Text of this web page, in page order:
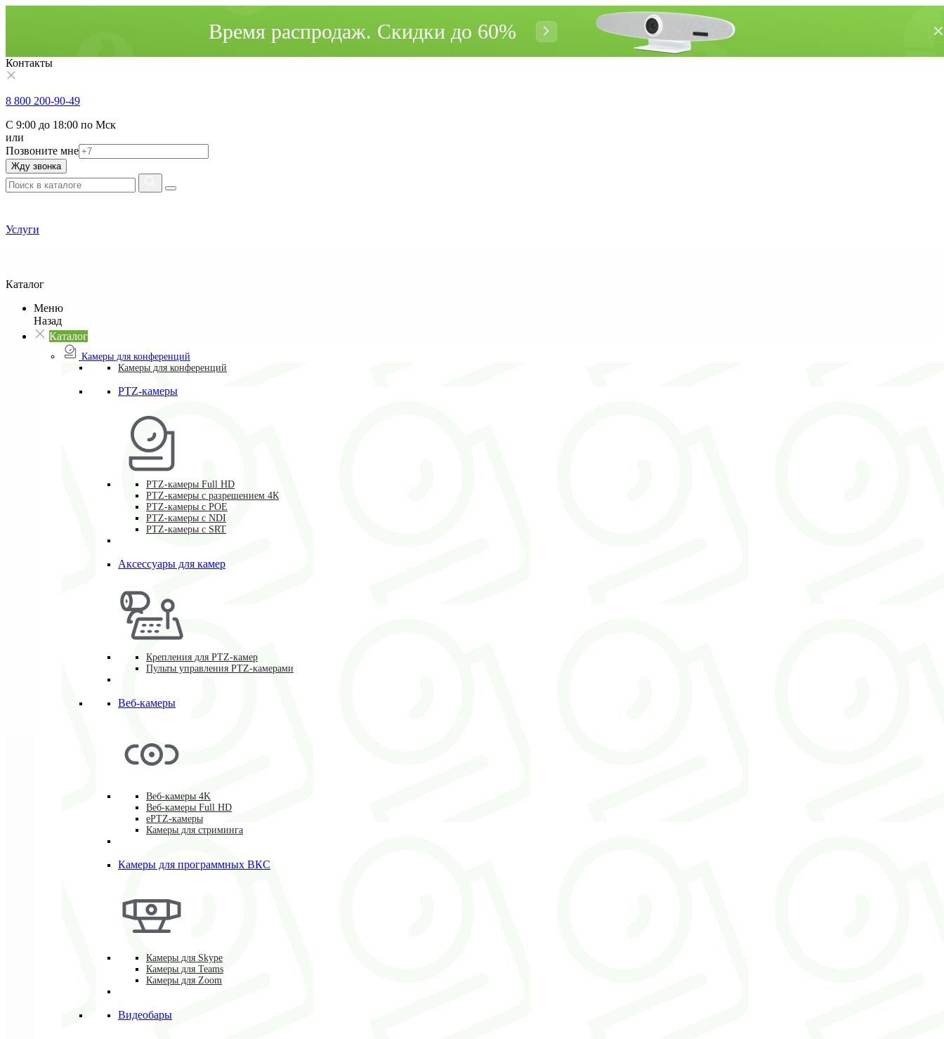
Время распродаж. Cкидки до 60%
Контакты
8 800 200-90-49
С 9:00 до 18:00 по Мск
или
Позвоните мне
Жду звонка
Услуги
Каталог
Меню
Назад
Каталог
Камеры для конференций
Камеры для конференций
PTZ-камеры
PTZ-камеры Full HD
PTZ-камеры с разрешением 4К
PTZ-камеры с POE
PTZ-камеры c NDI
PTZ-камеры с SRT
Аксессуары для камер
Крепления для PTZ-камер
Пульты управления PTZ-камерами
Веб-камеры
Веб-камеры 4K
Веб-камеры Full HD
ePTZ-камеры
Камеры для стриминга
Камеры для программных ВКС
Камеры для Skype
Камеры для Teams
Камеры для Zoom
Видеобары